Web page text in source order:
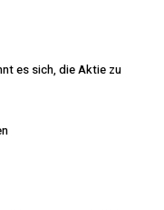
es sich, die Aktie zu